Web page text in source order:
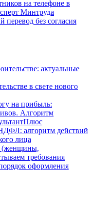
на телефоне в
Минтруда
без согласия
актуальные
в свете нового
на прибыль:
Алгоритм
алгоритм действий
лица
(женщины,
требования
оформления